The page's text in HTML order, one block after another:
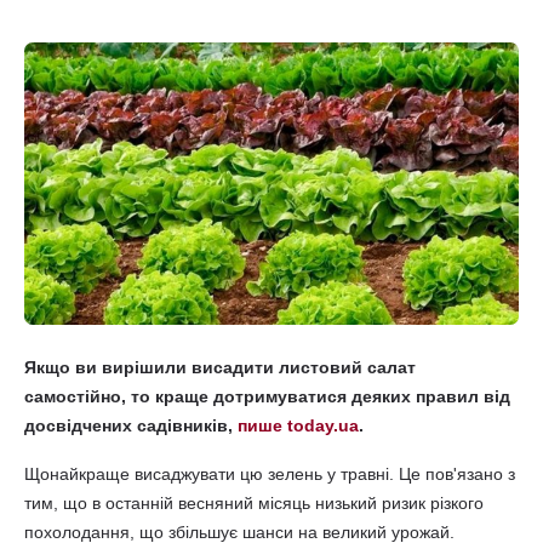
Якщо ви вирішили висадити листовий салат
самостійно, то краще дотримуватися деяких правил від
досвідчених садівників, пише today.ua.
Щонайкраще висаджувати цю зелень у травні. Це пов'язано з
тим, що в останній весняний місяць низький ризик різкого
похолодання, що збільшує шанси на великий урожай.